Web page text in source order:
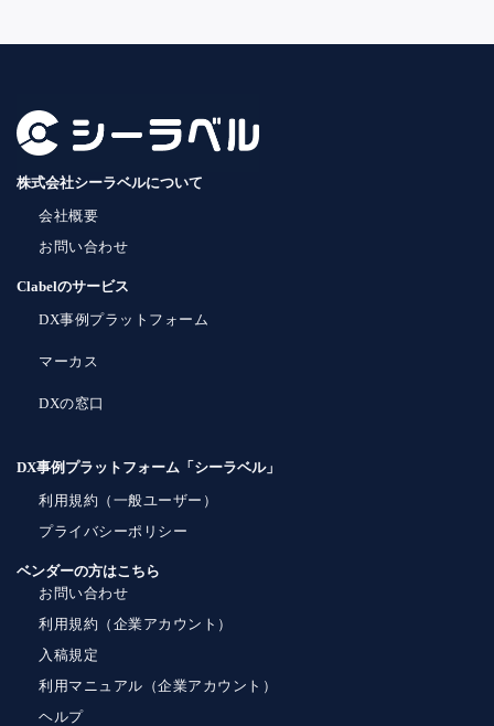
株式会社シーラベルについて
会社概要
お問い合わせ
Clabelのサービス
DX事例プラットフォーム
マーカス
DXの窓口
DX事例プラットフォーム「シーラベル」
利用規約（一般ユーザー）
プライバシーポリシー
ベンダーの方はこちら
お問い合わせ
利用規約（企業アカウント）
入稿規定
利用マニュアル（企業アカウント）
ヘルプ